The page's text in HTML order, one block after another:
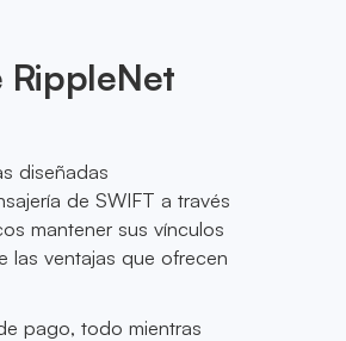
RippleNet
diseñadas
de SWIFT a través
mantener sus vínculos
las ventajas que ofrecen
pago, todo mientras